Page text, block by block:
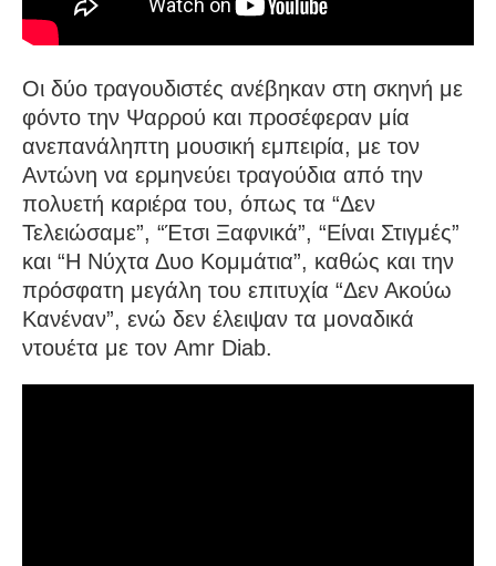
Οι δύο τραγουδιστές ανέβηκαν στη σκηνή με
φόντο την Ψαρρού και προσέφεραν μία
ανεπανάληπτη μουσική εμπειρία, με τον
Αντώνη να ερμηνεύει τραγούδια από την
πολυετή καριέρα του, όπως τα “Δεν
Τελειώσαμε”, “Έτσι Ξαφνικά”, “Είναι Στιγμές”
και “Η Νύχτα Δυο Κομμάτια”, καθώς και την
πρόσφατη μεγάλη του επιτυχία “Δεν Ακούω
Κανέναν”, ενώ δεν έλειψαν τα μοναδικά
ντουέτα με τον Amr Diab.